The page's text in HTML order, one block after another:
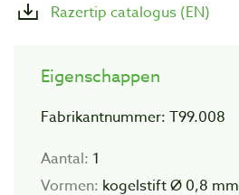
Razertip catalogus (EN)
Eigenschappen
Fabrikantnummer: T99.008
Aantal: 1
Vormen: kogelstift Ø 0,8 mm